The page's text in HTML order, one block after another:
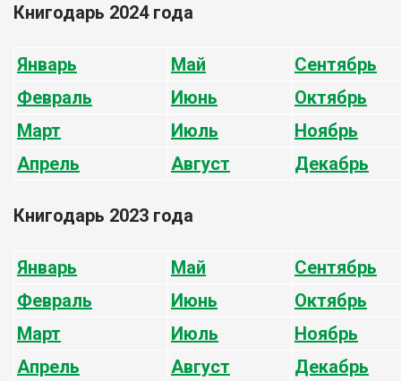
Книгодарь 2024 года
Январь Май
Сентябрь
Февраль
Июнь
Октябрь
Март
Июль
Ноябрь
Апрель
Август Декабрь
Книгодарь 2023 года
Январь Май
Сентябрь
Февраль
Июнь
Октябрь
Март
Июль
Ноябрь
Апрель
Август Декабрь